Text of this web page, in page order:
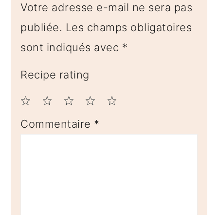
Votre adresse e-mail ne sera pas
publiée. Les champs obligatoires
sont indiqués avec *
Recipe rating
4
3
2
1
Commentaire *